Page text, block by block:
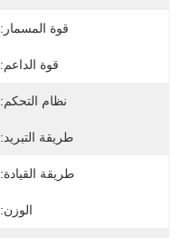
قوة المسمار:
قوة الداعم:
نظام التحكم:
طريقة التبريد:
طريقة القيادة:
الوزن: